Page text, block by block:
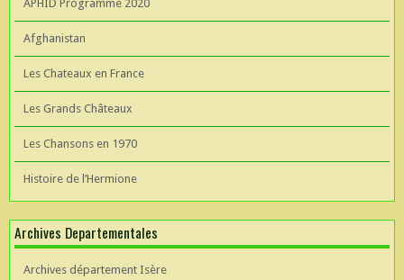
APHID Programme 2020
Afghanistan
Les Chateaux en France
Les Grands Châteaux
Les Chansons en 1970
Histoire de l’Hermione
Archives Departementales
Archives département Isère